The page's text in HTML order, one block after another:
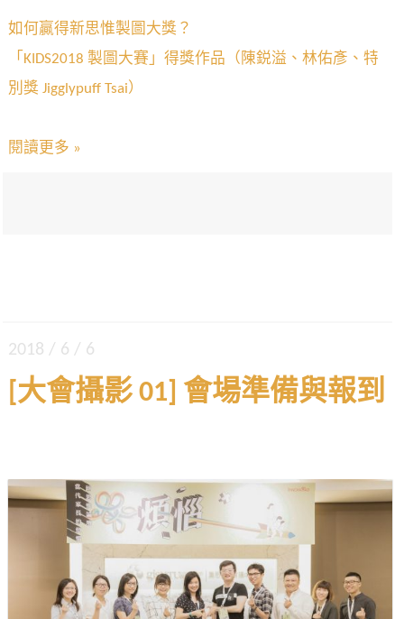
如何贏得新思惟製圖大獎？
「KIDS2018 製圖大賽」得獎作品（陳鋭溢、林佑彥、特
別獎 Jigglypuff Tsai）
閱讀更多 »
2018 / 6 / 6
[大會攝影 01] 會場準備與報到